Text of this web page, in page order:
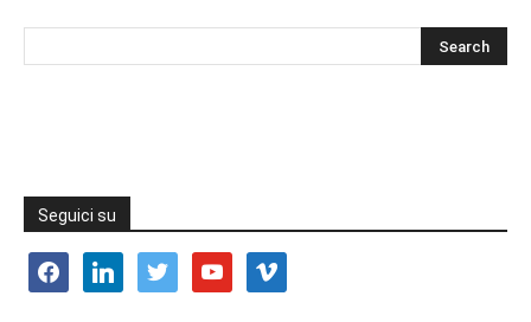
Seguici su
facebooklinkedin twitter youtube vimeo